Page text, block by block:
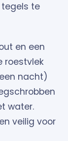
te
en een
roestvlek
nacht)
water.
veilig voor